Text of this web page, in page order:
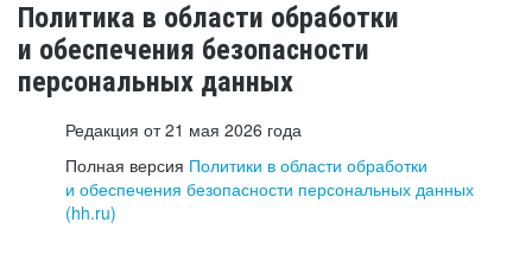
Политика в области обработки
и обеспечения безопасности
персональных данных
Редакция от 21 мая 2026 года
Полная версия Политики в области обработки
и обеспечения безопасности персональных данных
(hh.ru)